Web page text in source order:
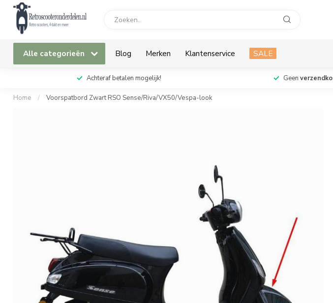
Alle categorieën Blog Merken Klantenservice SALE
Achteraf betalen mogelijk! Geen
Home / Voorspatbord Zwart RSO Sense/Riva/VX50/Vespa-look